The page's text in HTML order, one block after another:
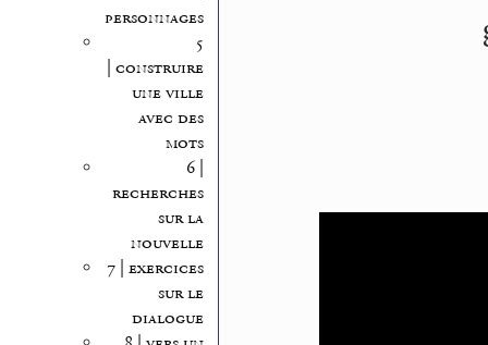
personnages
5
| construire
une ville
avec des
mots
6 |
recherches
sur la
nouvelle
7 | exercices
sur le
dialogue